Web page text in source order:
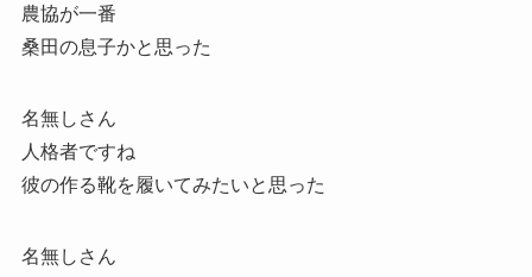
農協が一番
桑田の息子かと思った
名無しさん
人格者ですね
彼の作る靴を履いてみたいと思った
名無しさん